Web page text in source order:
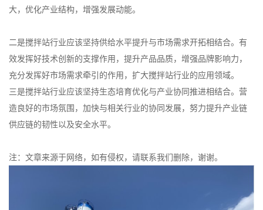
大，优化产业结构，增强发展动能。
二是搅拌站行业应该坚持供给水平提升与市场需求开拓相结合。有
效发挥好技术创新的支撑作用，提升产品品质，增强品牌影响力，
充分发挥好市场需求牵引的作用，扩大搅拌站行业的应用领域。
三是搅拌站行业应该坚持生态培育优化与产业协同推进相结合。营
造良好的市场氛围，加快与相关行业的协同发展，努力提升产业链
供应链的韧性以及安全水平。
注：文章来源于网络，如有侵权，请联系我们删除，谢谢。